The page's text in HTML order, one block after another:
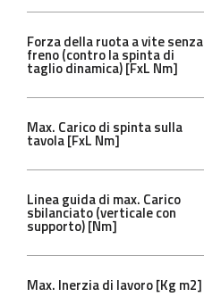
Forza della ruota a vite senza
freno (contro la spinta di
taglio dinamica) [FxL Nm]
Max. Carico di spinta sulla
tavola [FxL Nm]
Linea guida di max. Carico
sbilanciato (verticale con
supporto) [Nm]
Max. Inerzia di lavoro [Kg m2]